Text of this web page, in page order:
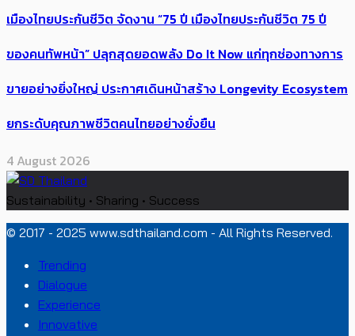
เมืองไทยประกันชีวิต จัดงาน “75 ปี เมืองไทยประกันชีวิต 75 ปี
ของคนทัพหน้า” ปลุกสุดยอดพลัง Do It Now แก่ทุกช่องทางการ
ขายอย่างยิ่งใหญ่ ประกาศเดินหน้าสร้าง Longevity Ecosystem
ยกระดับคุณภาพชีวิตคนไทยอย่างยั่งยืน
4 August 2026
Sustainability • Sharing • Success
© 2017 - 2025 www.sdthailand.com - All Rights Reserved.
Trending
Dialogue
Experience
Innovative